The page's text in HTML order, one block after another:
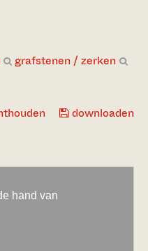
grafstenen / zerken
downloaden